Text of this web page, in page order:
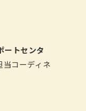
ートセンタ
当コーディネ